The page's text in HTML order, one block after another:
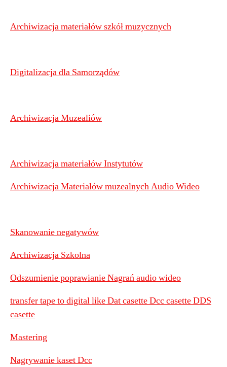
Archiwizacja materiałów szkół muzycznych
Digitalizacja dla Samorządów
Archiwizacja Muzealiów
Archiwizacja materiałów Instytutów
Archiwizacja Materiałów muzealnych Audio Wideo
Skanowanie negatywów
Archiwizacja Szkolna
Odszumienie poprawianie Nagrań audio wideo
transfer tape to digital like Dat casette Dcc casette DDS
casette
Mastering
Nagrywanie kaset Dcc